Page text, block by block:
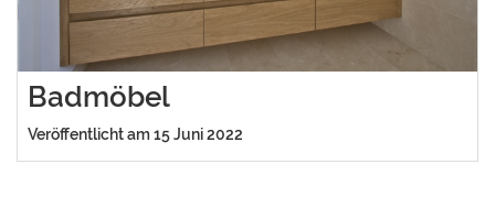
Badmöbel
Veröffentlicht am 15 Juni 2022